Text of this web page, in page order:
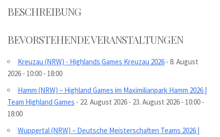
BESCHREIBUNG
BEVORSTEHENDE VERANSTALTUNGEN
Kreuzau (NRW) - Highlands Games Kreuzau 2026 - 8. August
2026 - 10:00 - 18:00
Hamm (NRW) – Highland Games im Maximilianpark Hamm 2026 |
Team Highland Games - 22. August 2026 - 23. August 2026 - 10:00 -
18:00
Wuppertal (NRW) – Deutsche Meisterschaften Teams 2026 |